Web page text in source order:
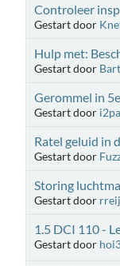
Controleer
Gestart door
Hulp met:
Gestart door
Gerommel in
Gestart door
Ratel geluid in
Gestart door
Storing
Gestart door
1.5 DCI 110 -
Gestart door